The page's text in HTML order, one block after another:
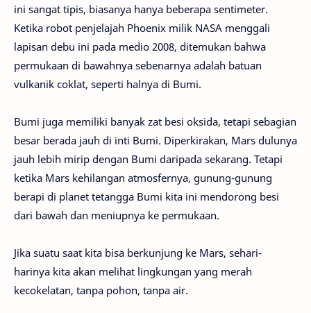
ini sangat tipis, biasanya hanya beberapa sentimeter.
Ketika robot penjelajah Phoenix milik NASA menggali
lapisan debu ini pada medio 2008, ditemukan bahwa
permukaan di bawahnya sebenarnya adalah batuan
vulkanik coklat, seperti halnya di Bumi.
Bumi juga memiliki banyak zat besi oksida, tetapi sebagian
besar berada jauh di inti Bumi. Diperkirakan, Mars dulunya
jauh lebih mirip dengan Bumi daripada sekarang. Tetapi
ketika Mars kehilangan atmosfernya, gunung-gunung
berapi di planet tetangga Bumi kita ini mendorong besi
dari bawah dan meniupnya ke permukaan.
Jika suatu saat kita bisa berkunjung ke Mars, sehari-
harinya kita akan melihat lingkungan yang merah
kecokelatan, tanpa pohon, tanpa air.